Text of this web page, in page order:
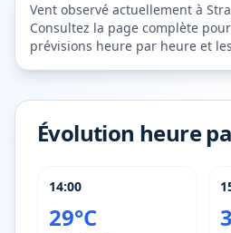
Vent observé actuellement à
Consultez la page complète
prévisions heure par heure et
Évolution heure
14:00
29°C